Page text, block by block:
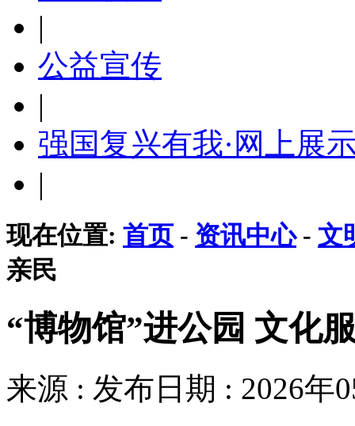
|
公益宣传
|
强国复兴有我·网上展
|
现在位置: 首页 - 资讯中心- 文
亲民
“博物馆”进公园 文化
来源 : 发布日期 : 2026年